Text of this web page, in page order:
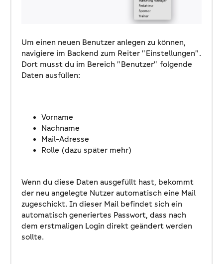
Um einen neuen Benutzer anlegen zu können,
navigiere im Backend zum Reiter "Einstellungen".
Dort musst du im Bereich "Benutzer" folgende
Daten ausfüllen:
Vorname
Nachname
Mail-Adresse
Rolle (dazu später mehr)
Wenn du diese Daten ausgefüllt hast, bekommt
der neu angelegte Nutzer automatisch eine Mail
zugeschickt. In dieser Mail befindet sich ein
automatisch generiertes Passwort, dass nach
dem erstmaligen Login direkt geändert werden
sollte.